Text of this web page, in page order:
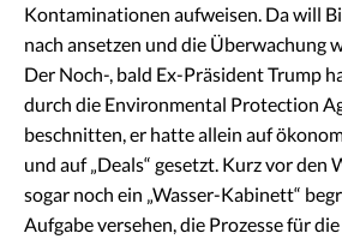
Kontaminationen aufweisen. Da will
nach ansetzen und die Überwachung
Der Noch-, bald Ex-Präsident Trump
durch die Environmental Protection
beschnitten, er hatte allein auf
und auf „Deals“ gesetzt. Kurz vor den
sogar noch ein „Wasser-Kabinett“
Aufgabe versehen, die Prozesse für